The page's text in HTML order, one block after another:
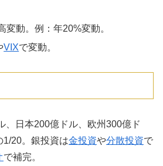
変動。例：年20%変動。
VIXで変動。
、日本200億ドル、欧州300億ド
1/20。銀投資は金投資や分散投資で
で補完。